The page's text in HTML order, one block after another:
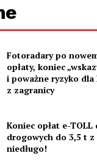
Fotoradary po
opłaty, koniec
i poważne ryzyko
z zagranicy
Koniec opłat e-TOLL
drogowych do 3,5 t
niedługo!